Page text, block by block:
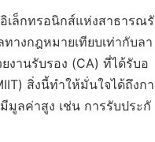
เล็กทรอนิกส์แห่งสาธารณรั
างกฎหมายเทียบเท่ากับลา
งานรับรอง (CA) ที่ได้รับอ
สิ่งนี้ทำให้มั่นใจได้ถึงกา
ลค่าสูง เช่น การรับประกั